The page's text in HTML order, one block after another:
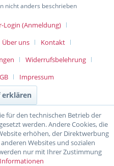
nicht anders beschrieben
Login (Anmeldung)
Über uns
Kontakt
Widerrufsbelehrung
Impressum
für den technischen Betrieb der
werden. Andere Cookies, die
erhöhen, der Direktwerbung
Websites und sozialen
nur mit Ihrer Zustimmung